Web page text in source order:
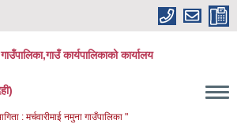
गाउँपालिका,गाउँ कार्यपालिकाको कार्यालय
: मर्चवारीमाई नमुना गाउँपालिका "